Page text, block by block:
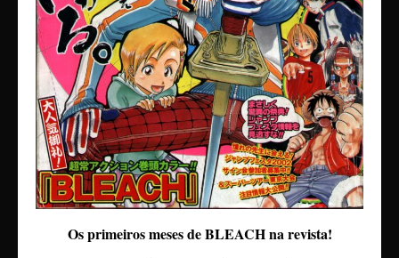
Os primeiros meses de BLEACH na revista!